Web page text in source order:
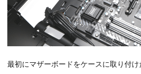
最初にマザーボードをケースに取り付